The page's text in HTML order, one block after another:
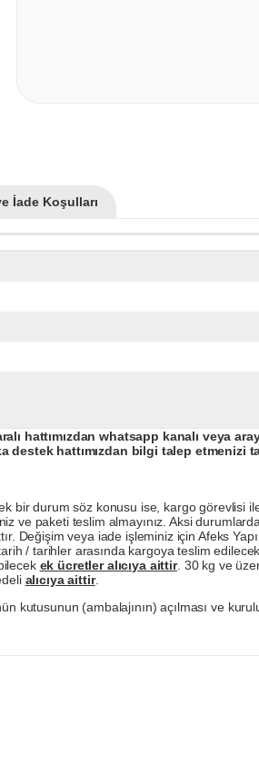
İade Koşulları
hattımızdan whatsapp kanalı veya
destek hattımızdan bilgi talep etmenizi
durum söz konusu ise, kargo görevlisi
ve paketi teslim almayınız. Aksi
Değişim veya iade işleminiz için Afeks
/ tarihler arasında kargoya teslim
ek ücretler alıcıya aittir. 30 kg ve
alıcıya aittir.
kutusunun (ambalajının) açılması ve